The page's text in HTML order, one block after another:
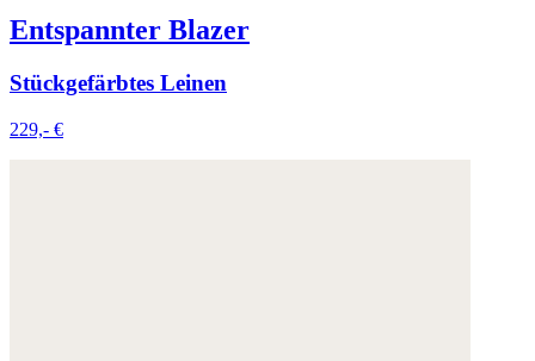
Entspannter Blazer
Stückgefärbtes Leinen
229,- €